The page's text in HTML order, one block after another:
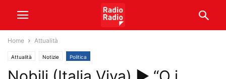
Home Attualità
Attualità Notizie Politica